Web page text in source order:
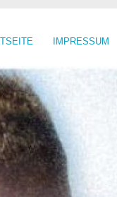
IMPRESSUM